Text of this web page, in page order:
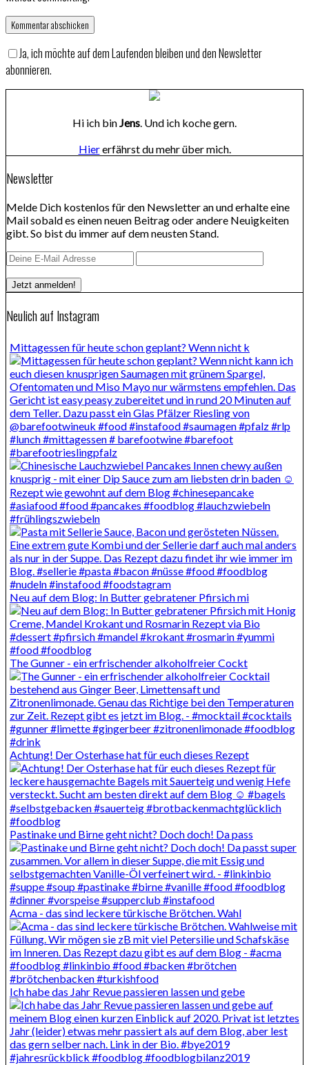
Ja, ich möchte auf dem Laufenden bleiben und den Newsletter
abonnieren.
Hi ich bin Jens . Und ich koche gern.
Hiererfährst du mehr über mich.
Newsletter
Melde Dich kostenlos für den Newsletter an und erhalte eine
Mail sobald es einen neuen Beitrag oder andere Neuigkeiten
gibt. So bist du immer auf dem neusten Stand.
Neulich auf Instagram
Mittagessen für heute schon geplant? Wenn nicht k
Neu auf dem Blog: In Butter gebratener Pfirsich mi
The Gunner - ein erfrischender alkoholfreier Cockt
Achtung! Der Osterhase hat für euch dieses Rezept
Pastinake und Birne geht nicht? Doch doch! Da pass
Acma - das sind leckere türkische Brötchen. Wahl
Ich habe das Jahr Revue passieren lassen und gebe